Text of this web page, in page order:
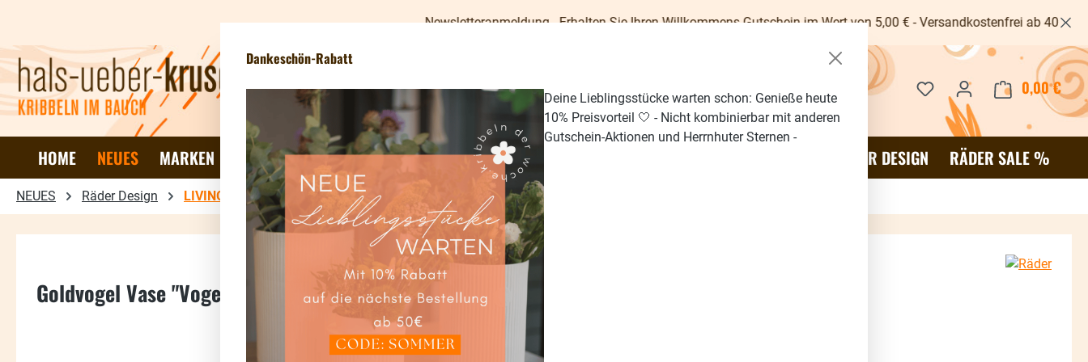
Newsletteranmeldung - Erhalten Sie Ihren Willkommens-Gutschein im Wert von 5,00 € - Versandkostenfrei ab 40€ -
Du hast 0 Produkte auf dem
0,00 €
HOME NEUES MARKEN DEKO & WOHNEN TISCH & KÜCHE GESCHENKE RÄDER DESIGN RÄDER SALE %
NEUES Räder Design LIVING
Goldvogel Vase "Vogelpaar"
Dankeschön-Rabatt
Deine Lieblingsstücke warten schon: Genieße heute
10% Preisvorteil 🤍 - Nicht kombinierbar mit anderen
Gutschein-Aktionen und Herrnhuter Sternen -